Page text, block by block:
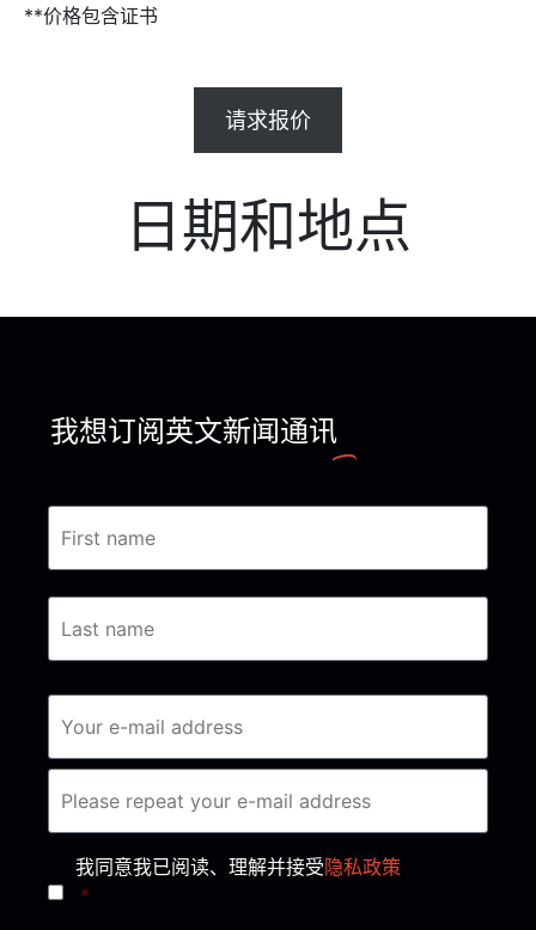
**价格包含证书
请求报价
日期和地点
我想订阅英文新闻通讯
Consent *
我同意我已阅读、理解并接受隐私政策
*